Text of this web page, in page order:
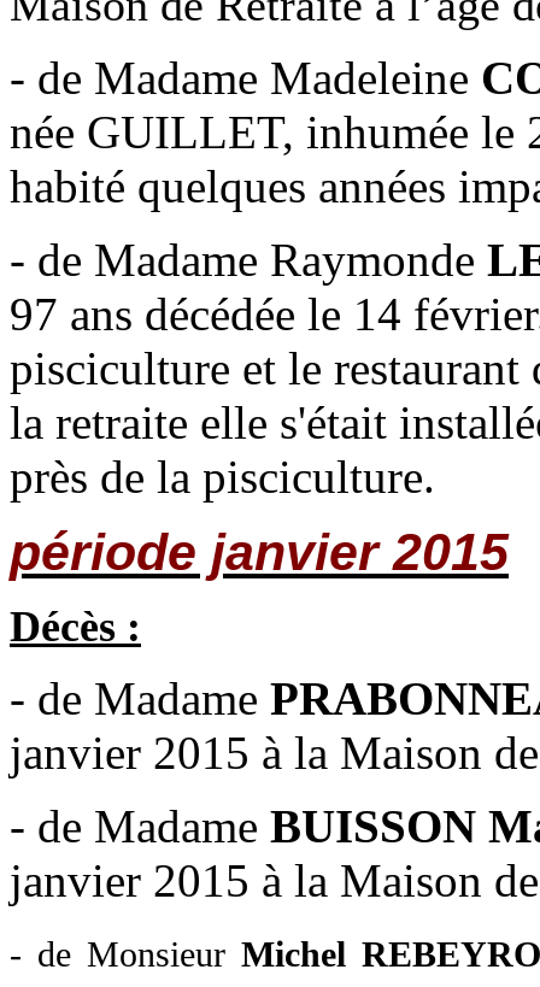
- de Madame Madeleine
née GUILLET, inhumée le
habité quelques années
- de Madame Raymonde
97 ans décédée le 14
pisciculture et le
la retraite elle s'était
près de la pisciculture.
période janvier 2015
Décès :
- de Madame
janvier 2015 à la Maison
- de Madame BUISSON
janvier 2015 à la Maison
- de Monsieur Michel